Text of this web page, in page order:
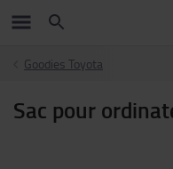
Goodies Toyota
Sac pour